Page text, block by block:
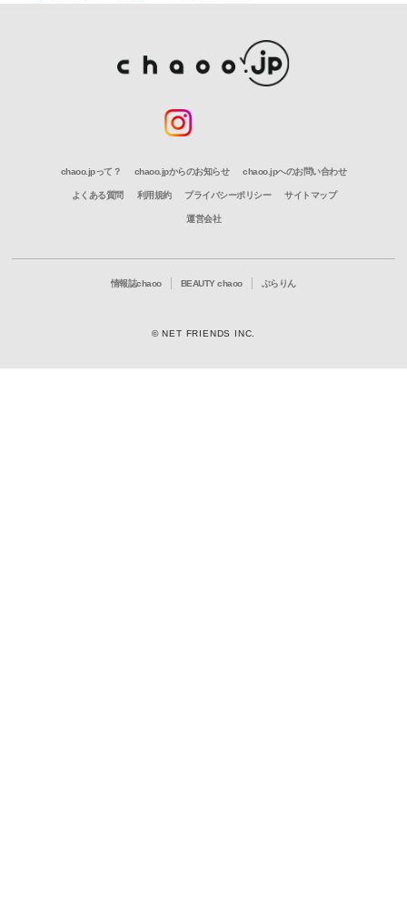
chaoo.jpって？ chaoo.jpからのお知らせ chaoo.jpへのお問い合わせ
よくある質問 利用規約 プライバシーポリシー サイトマップ
運営会社
情報誌chaoo BEAUTY chaoo ぶらりん
© NET FRIENDS INC.